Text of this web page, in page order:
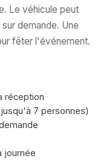
Le véhicule peut
demande. Une
fêter l'événement.
réception
7 personnes)
journée